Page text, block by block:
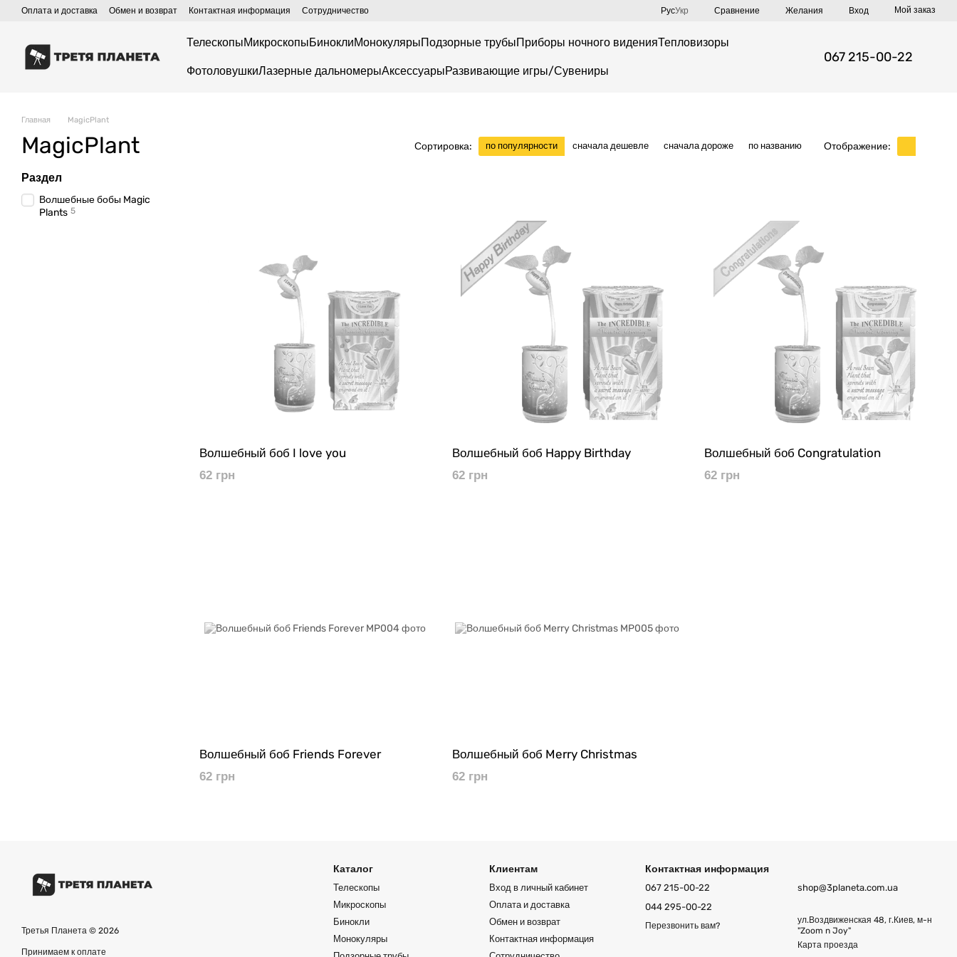
Перейти к основному контенту
Оплата и доставка Обмен и возврат Контактная информация Сотрудничество РусУкр Сравнение Желания Вход Мой заказ
ТелескопыМикроскопыБиноклиМонокулярыПодзорные трубыПриборы ночного виденияТепловизоры
ФотоловушкиЛазерные дальномерыАксессуарыРазвивающие игры/Сувениры
067 215-00-22
Главная MagicPlant
MagicPlant Сортировка: по популярности сначала дешевле сначала дороже по названию Отображение:
Волшебный боб I love you
62 грн
Волшебный боб Happy Birthday
62 грн
Волшебный боб Congratulation
62 грн
Волшебный боб Friends Forever
62 грн
Волшебный боб Merry Christmas
62 грн
Раздел
Волшебные бобы Magic
Plants 5
Третья Планета © 2026
Принимаем к оплате
Каталог
Телескопы
Микроскопы
Бинокли
Монокуляры
Клиентам
Вход в личный кабинет
Оплата и доставка
Обмен и возврат
Контактная информация
Контактная информация
067 215-00-22
044 295-00-22
Перезвонить вам?
shop@3planeta.com.ua
ул.Воздвиженская 48, г.Киев, м-н
"Zoom n Joy"
Карта проезда